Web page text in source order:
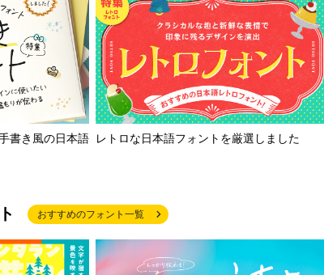
書き風の日本語
レトロな日本語フォントを厳選しました
おすすめのフォント一覧